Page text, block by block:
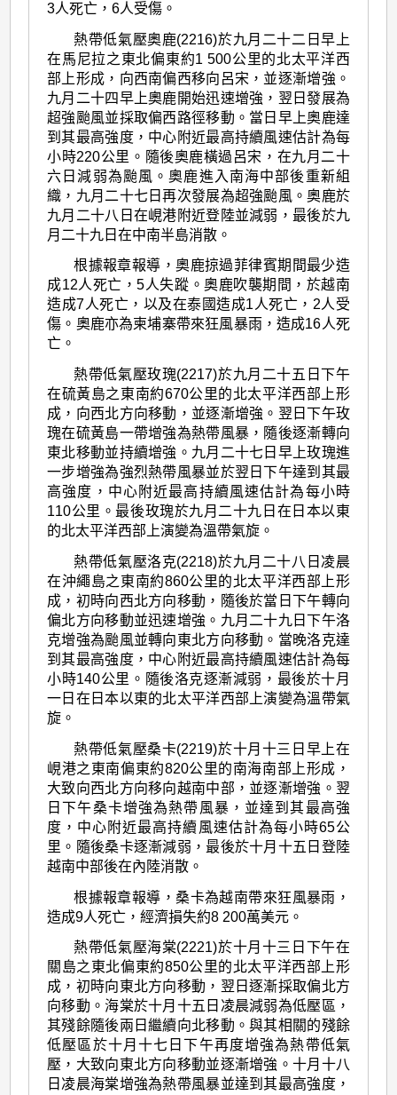
3人死亡，6人受傷。
熱帶低氣壓奧鹿(2216)於九月二十二日早上
在馬尼拉之東北偏東約1 500公里的北太平洋西
部上形成，向西南偏西移向呂宋，並逐漸增強。
九月二十四早上奧鹿開始迅速增強，翌日發展為
超強颱風並採取偏西路徑移動。當日早上奧鹿達
到其最高強度，中心附近最高持續風速估計為每
小時220公里。隨後奧鹿橫過呂宋，在九月二十
六日減弱為颱風。奧鹿進入南海中部後重新組
織，九月二十七日再次發展為超強颱風。奧鹿於
九月二十八日在峴港附近登陸並減弱，最後於九
月二十九日在中南半島消散。
根據報章報導，奧鹿掠過菲律賓期間最少造
成12人死亡，5人失蹤。奧鹿吹襲期間，於越南
造成7人死亡，以及在泰國造成1人死亡，2人受
傷。奧鹿亦為柬埔寨帶來狂風暴雨，造成16人死
亡。
熱帶低氣壓玫瑰(2217)於九月二十五日下午
在硫黃島之東南約670公里的北太平洋西部上形
成，向西北方向移動，並逐漸增強。翌日下午玫
瑰在硫黃島一帶增強為熱帶風暴，隨後逐漸轉向
東北移動並持續增強。九月二十七日早上玫瑰進
一步增強為強烈熱帶風暴並於翌日下午達到其最
高強度，中心附近最高持續風速估計為每小時
110公里。最後玫瑰於九月二十九日在日本以東
的北太平洋西部上演變為溫帶氣旋。
熱帶低氣壓洛克(2218)於九月二十八日凌晨
在沖繩島之東南約860公里的北太平洋西部上形
成，初時向西北方向移動，隨後於當日下午轉向
偏北方向移動並迅速增強。九月二十九日下午洛
克增強為颱風並轉向東北方向移動。當晚洛克達
到其最高強度，中心附近最高持續風速估計為每
小時140公里。隨後洛克逐漸減弱，最後於十月
一日在日本以東的北太平洋西部上演變為溫帶氣
旋。
熱帶低氣壓桑卡(2219)於十月十三日早上在
峴港之東南偏東約820公里的南海南部上形成，
大致向西北方向移向越南中部，並逐漸增強。翌
日下午桑卡增強為熱帶風暴，並達到其最高強
度，中心附近最高持續風速估計為每小時65公
里。隨後桑卡逐漸減弱，最後於十月十五日登陸
越南中部後在內陸消散。
根據報章報導，桑卡為越南帶來狂風暴雨，
造成9人死亡，經濟損失約8 200萬美元。
熱帶低氣壓海棠(2221)於十月十三日下午在
關島之東北偏東約850公里的北太平洋西部上形
成，初時向東北方向移動，翌日逐漸採取偏北方
向移動。海棠於十月十五日凌晨減弱為低壓區，
其殘餘隨後兩日繼續向北移動。與其相關的殘餘
低壓區於十月十七日下午再度增強為熱帶低氣
壓，大致向東北方向移動並逐漸增強。十月十八
日凌晨海棠增強為熱帶風暴並達到其最高強度，